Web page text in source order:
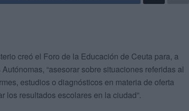
creó el Foro de la Educación de Ceuta para, a
“asesorar sobre situaciones referidas al
estudios o diagnósticos en materia de oferta
los resultados escolares en la ciudad”.